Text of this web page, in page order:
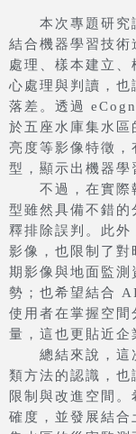
本次專題研究讓
結合機器學習技術
處理、樣本建立、
心處理與判讀，也
落差。透過
於五座水庫集水
亮度等影像特徵
型，顯示出機器學
不過，在實際執
型雖然具備不錯的
釋排除誤判。此外
影像，也限制了對
期影像與地面監測
勢；也希望結合
使用者在掌握空間
量，這也更貼近企
總結來說，這次
類方法的認識，也
限制與改進空間
確度，並發展結合